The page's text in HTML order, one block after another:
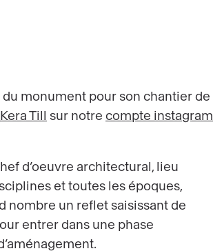
monument pour son chantier de
Kera Till sur notre compte instagram
d’oeuvre architectural, lieu
et toutes les époques,
nombre un reflet saisissant de
entrer dans une phase